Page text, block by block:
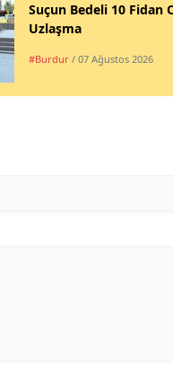
Suçun Bedeli 10 Fidan
Uzlaşma
#Burdur / 07 Ağustos 2026